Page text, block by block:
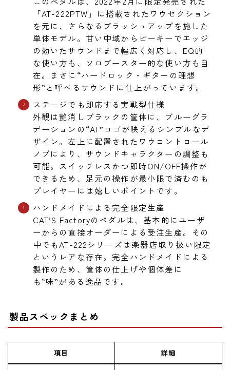
「AT-222PTW」に搭載されたワウセクション
を元に、さらなるブラッシュアップを施した
単体モデル。甘い中域からピーキーでエッジ
の効いたサウンドまで幅広く対応し、EQ的
な使い方も、ソロブースター的な使い方も自
在。まさに“ハードロック・ギターの理想
形”と呼べるサウンドに仕上がっています。
ステージでも即応する実戦型仕様
外観は艶消しブラックの筐体に、ブルーグラ
デーションの“AT”ロゴが映えるシンプルなデ
ザイン。左上に配置されたワウコントロール
ノブにより、サウンドキャラクターの調整も
可能。スイッチレスかつ即時ON/OFF操作が
できるため、足元の操作が最小限で済むのも
プレイヤーには嬉しいポイントです。
ハンドメイドによる完全限定生産
CAT’S Factoryのペダルは、基本的にユーザ
ーからの直接オーダーによる受注生産。その
中でもAT-222シリーズは楽器店取り扱い限定
というレアな存在。完全ハンドメイドによる
製作のため、筐体の仕上げや個体差に
も“味”がある逸品です。
製品スペックまとめ
項目 詳細